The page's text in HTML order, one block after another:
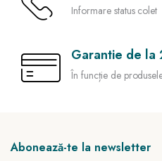
Informare status colet
Garantie de la
În funcție de
Abonează-te la newsletter